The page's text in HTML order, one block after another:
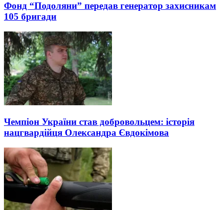
Фонд “Подоляни” передав генератор захисникам
105 бригади
Чемпіон України став добровольцем: історія
нацгвардійця Олександра Євдокімова